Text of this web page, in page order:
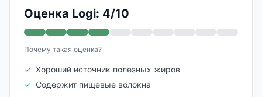
Оценка Logi: 4/10
Почему такая оценка?
✓ Хороший источник полезных жиров
✓ Содержит пищевые волокна